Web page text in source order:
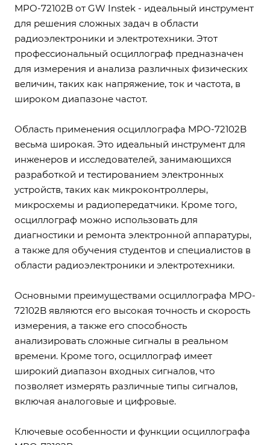
MPO-72102B от GW Instek - идеальный инструмент
для решения сложных задач в области
радиоэлектроники и электротехники. Этот
профессиональный осциллограф предназначен
для измерения и анализа различных физических
величин, таких как напряжение, ток и частота, в
широком диапазоне частот.
Область применения осциллографа MPO-72102B
весьма широкая. Это идеальный инструмент для
инженеров и исследователей, занимающихся
разработкой и тестированием электронных
устройств, таких как микроконтроллеры,
микросхемы и радиопередатчики. Кроме того,
осциллограф можно использовать для
диагностики и ремонта электронной аппаратуры,
а также для обучения студентов и специалистов в
области радиоэлектроники и электротехники.
Основными преимуществами осциллографа MPO-
72102B являются его высокая точность и скорость
измерения, а также его способность
анализировать сложные сигналы в реальном
времени. Кроме того, осциллограф имеет
широкий диапазон входных сигналов, что
позволяет измерять различные типы сигналов,
включая аналоговые и цифровые.
Ключевые особенности и функции осциллографа